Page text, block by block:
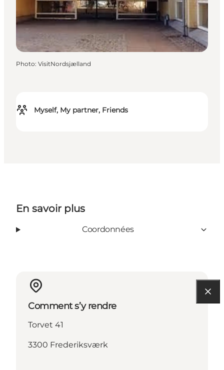
Myself, My partner, Friends
Photo: VisitNordsjælland
En savoir plus
Coordonnées
Comment s’y rendre
Torvet 41
3300 Frederiksværk